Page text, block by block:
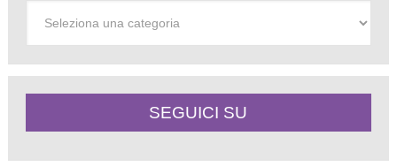
SEGUICI SU